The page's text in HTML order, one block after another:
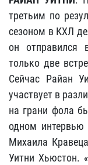
третьим по
сезоном в КХЛ
он
только две
Сейчас Райан
участвует в
на грани фола
одном интервью
Михаила
Уитни Хьюстон.